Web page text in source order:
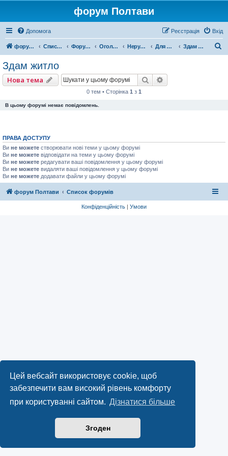
Цей вебсайт використовує cookie, щоб
забезпечити вам високий рівень комфорту
при користуванні сайтом. Дізнатися більше
Згоден
форум Полтави
Допомога Вхід
Реєстрація
форум Полтави Список форумів Форум міста Полтава Оголошення міста Полтава Нерухомість Для житла Здам житло
Здам житло
Нова тема Пошук
0 тем • Сторінка 1 з 1
В цьому форумі немає повідомлень.
ПРАВА ДОСТУПУ
Ви не можете створювати нові теми у цьому форумі
Ви не можете відповідати на теми у цьому форумі
Ви не можете редагувати ваші повідомлення у цьому форумі
Ви не можете видаляти ваші повідомлення у цьому форумі
Ви не можете додавати файли у цьому форумі
форум Полтави Список форумів
Конфіденційність | Умови